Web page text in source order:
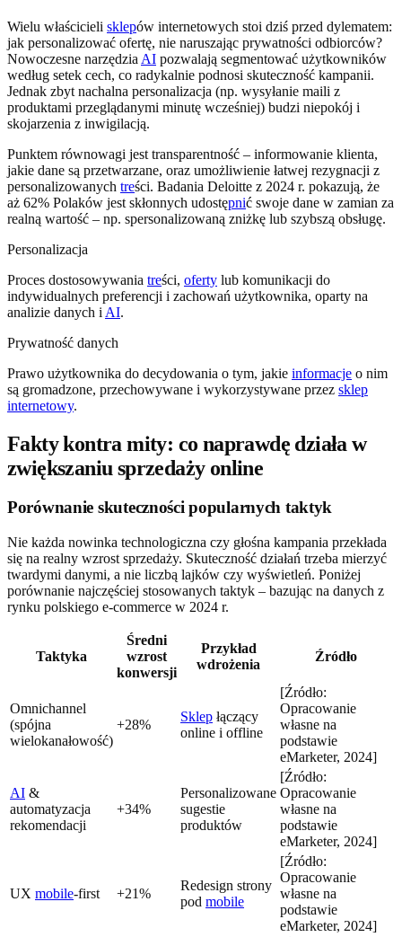
Wielu właścicieli sklepów internetowych stoi dziś przed dylematem:
jak personalizować ofertę, nie naruszając prywatności odbiorców?
Nowoczesne narzędzia AI pozwalają segmentować użytkowników
według setek cech, co radykalnie podnosi skuteczność kampanii.
Jednak zbyt nachalna personalizacja (np. wysyłanie maili z
produktami przeglądanymi minutę wcześniej) budzi niepokój i
skojarzenia z inwigilacją.
Punktem równowagi jest transparentność – informowanie klienta,
jakie dane są przetwarzane, oraz umożliwienie łatwej rezygnacji z
personalizowanych treści. Badania Deloitte z 2024 r. pokazują, że
aż 62% Polaków jest skłonnych udostępnić swoje dane w zamian za
realną wartość – np. spersonalizowaną zniżkę lub szybszą obsługę.
Personalizacja
Proces dostosowywania treści, oferty lub komunikacji do
indywidualnych preferencji i zachowań użytkownika, oparty na
analizie danych i AI.
Prywatność danych
Prawo użytkownika do decydowania o tym, jakie informacje o nim
są gromadzone, przechowywane i wykorzystywane przez sklep
internetowy.
Fakty kontra mity: co naprawdę działa w
zwiększaniu sprzedaży online
Porównanie skuteczności popularnych taktyk
Nie każda nowinka technologiczna czy głośna kampania przekłada
się na realny wzrost sprzedaży. Skuteczność działań trzeba mierzyć
twardymi danymi, a nie liczbą lajków czy wyświetleń. Poniżej
porównanie najczęściej stosowanych taktyk – bazując na danych z
rynku polskiego e-commerce w 2024 r.
Taktyka
Średni
wzrost
konwersji
Przykład
wdrożenia
Źródło
Omnichannel
(spójna
wielokanałowość)
+28%
Sklep łączący
online i offline
[Źródło:
Opracowanie
własne na
podstawie
eMarketer, 2024]
AI &
automatyzacja
rekomendacji
+34%
Personalizowane
sugestie
produktów
[Źródło:
Opracowanie
własne na
podstawie
eMarketer, 2024]
UX mobile-first +21%
Redesign strony
pod mobile
[Źródło:
Opracowanie
własne na
podstawie
eMarketer, 2024]